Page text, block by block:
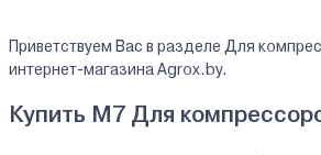
Приветствуем Вас в разделе Для
интернет-магазина Agrox.by.
Купить M7 Для